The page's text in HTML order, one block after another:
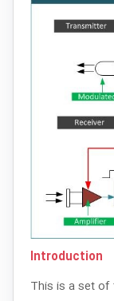
Introduction
This is a set of